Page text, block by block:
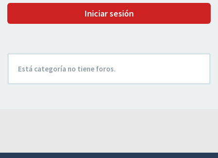
Iniciar sesión
Está categoría no tiene foros.